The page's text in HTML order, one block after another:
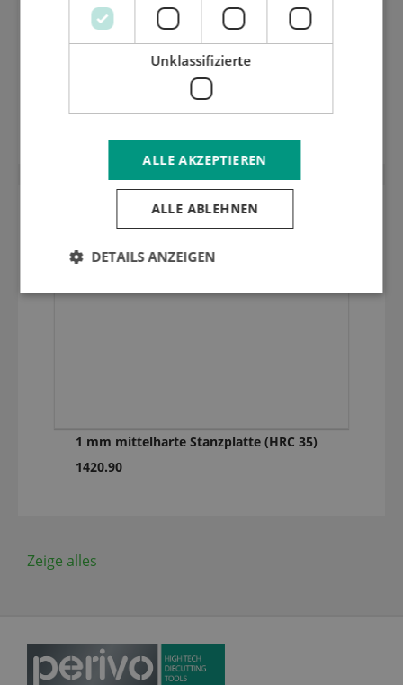
1 mm harte geschliffen inox Stanzplatte
(HRC 40)
1 mm mittelharte Stanzplatte (HRC 35)
1420.90
Zeige alles
Unklassifizierte
ALLE AKZEPTIEREN
ALLE ABLEHNEN
DETAILS ANZEIGEN